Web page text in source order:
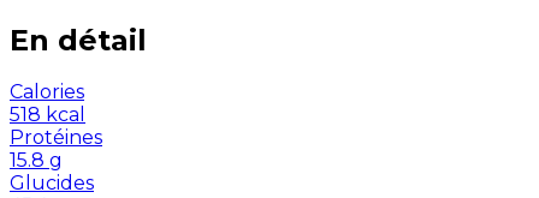
En détail
Calories
518 kcal
Protéines
15.8 g
Glucides